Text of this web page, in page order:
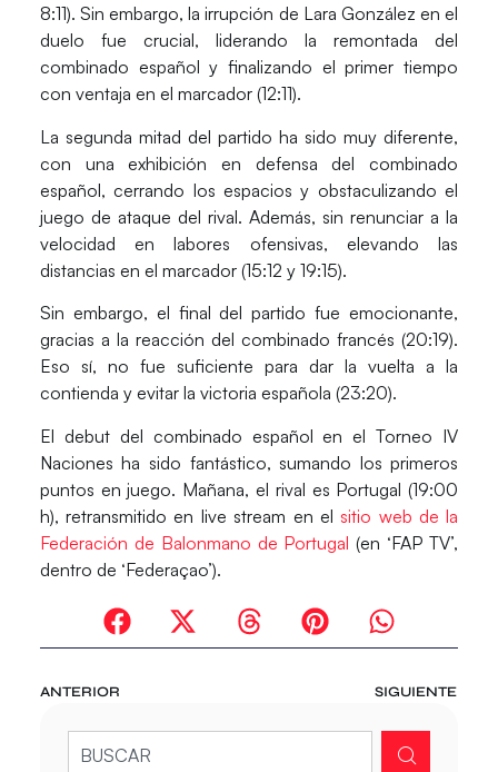
8:11). Sin embargo, la irrupción de Lara González en el
duelo fue crucial, liderando la remontada del
combinado español y finalizando el primer tiempo
con ventaja en el marcador (12:11).
La segunda mitad del partido ha sido muy diferente,
con una exhibición en defensa del combinado
español, cerrando los espacios y obstaculizando el
juego de ataque del rival. Además, sin renunciar a la
velocidad en labores ofensivas, elevando las
distancias en el marcador (15:12 y 19:15).
Sin embargo, el final del partido fue emocionante,
gracias a la reacción del combinado francés (20:19).
Eso sí, no fue suficiente para dar la vuelta a la
contienda y evitar la victoria española (23:20).
El debut del combinado español en el Torneo IV
Naciones ha sido fantástico, sumando los primeros
puntos en juego. Mañana, el rival es Portugal (19:00
h), retransmitido en live stream en el sitio web de la
Federación de Balonmano de Portugal (en ‘FAP TV’,
dentro de ‘Federaçao’).
ANTERIOR SIGUIENTE